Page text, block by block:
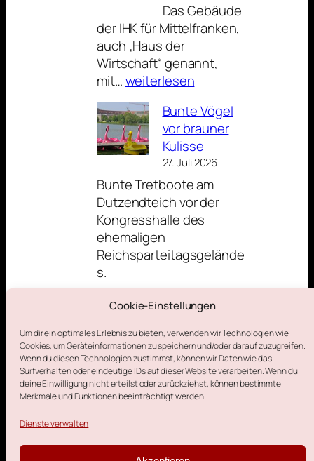
Cookie-Einstellungen
Um dir ein optimales Erlebnis zu bieten, verwenden wir Technologien wie
Cookies, um Geräteinformationen zu speichern und/oder darauf zuzugreifen.
Wenn du diesen Technologien zustimmst, können wir Daten wie das
Surfverhalten oder eindeutige IDs auf dieser Website verarbeiten. Wenn du
deine Einwilligung nicht erteilst oder zurückziehst, können bestimmte
Merkmale und Funktionen beeinträchtigt werden.
Dienste verwalten
Das Gebäude
der IHK für Mittelfranken,
auch „Haus der
Wirtschaft“ genannt,
mit…Das
der
Wirtschaft
weiterlesen
Bunte Vögel
vor brauner
Kulisse
27. Juli 2026
Bunte Tretboote am
Dutzendteich vor der
Kongresshalle des
ehemaligen
Reichsparteitagsgelände
s.